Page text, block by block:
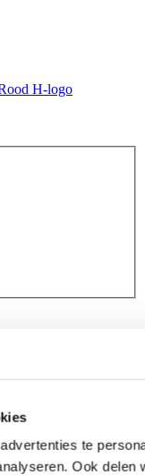
te
Ook
H-logo
- het
schrijven.